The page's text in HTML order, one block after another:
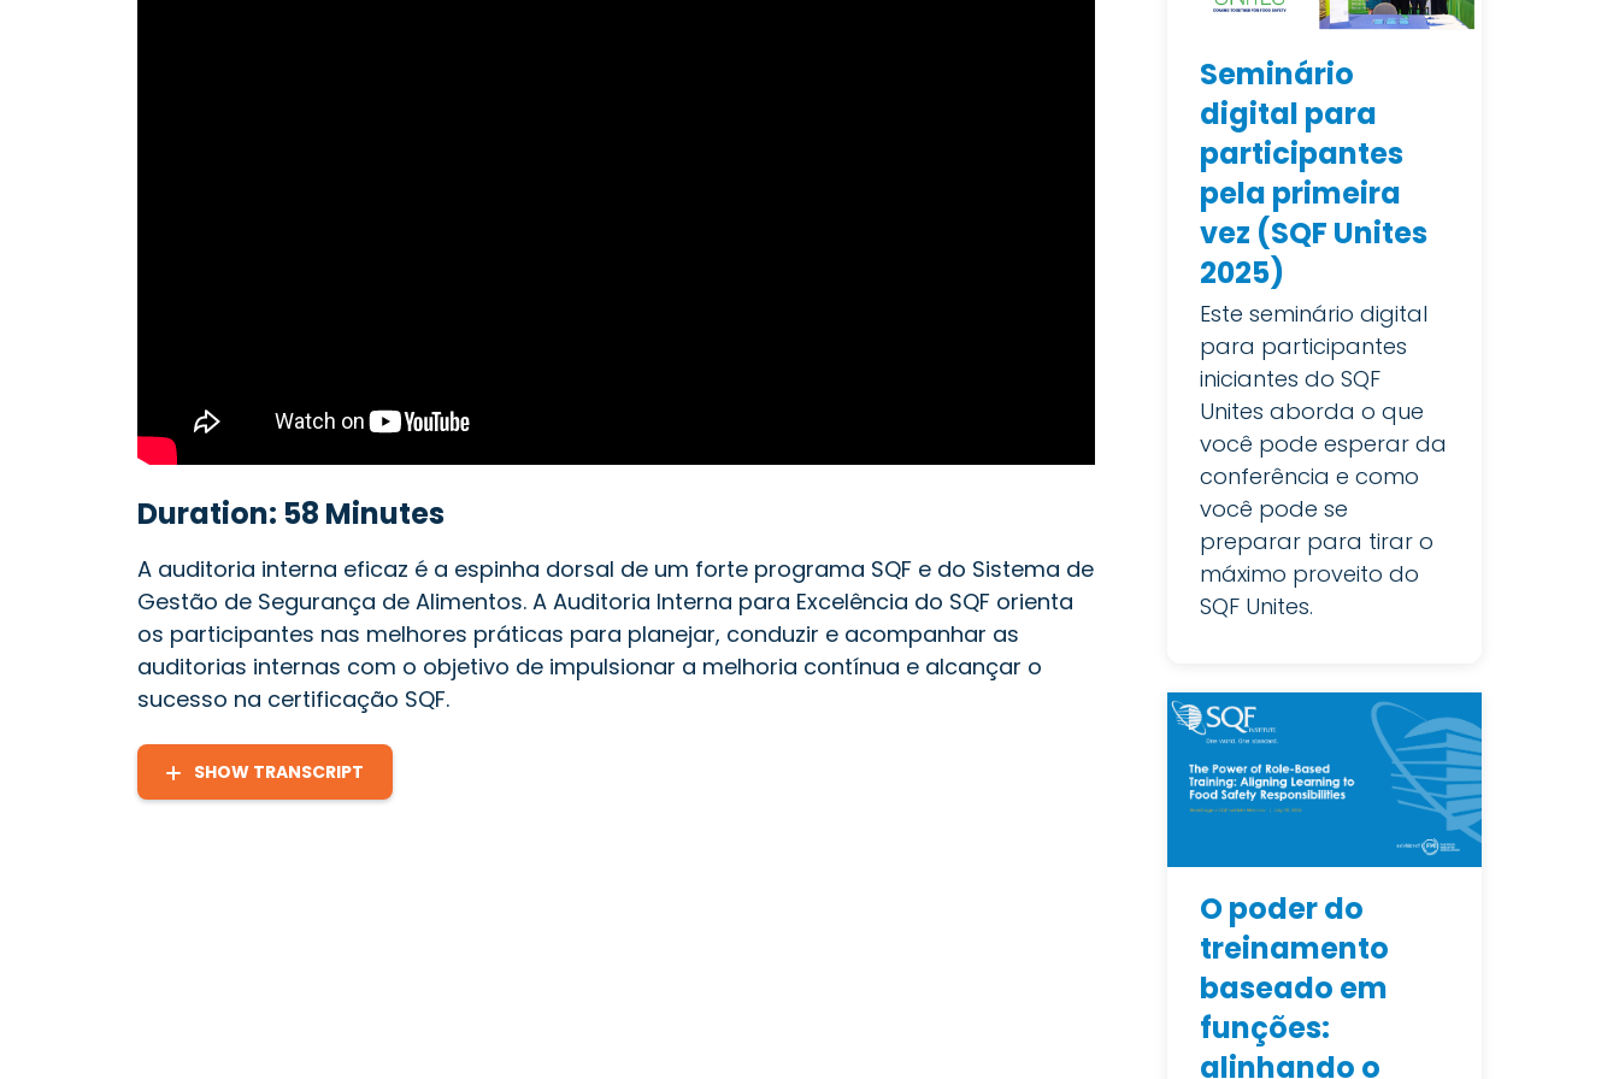
Duration: 58 Minutes
A auditoria interna eficaz é a espinha dorsal de um forte programa SQF e do Sistema de
Gestão de Segurança de Alimentos. A Auditoria Interna para Excelência do SQF orienta
os participantes nas melhores práticas para planejar, conduzir e acompanhar as
auditorias internas com o objetivo de impulsionar a melhoria contínua e alcançar o
sucesso na certificação SQF.
SHOW TRANSCRIPT
Seminário
digital para
participantes
pela primeira
vez (SQF Unites
2025)
Este seminário digital
para participantes
iniciantes do SQF
Unites aborda o que
você pode esperar da
conferência e como
você pode se
preparar para tirar o
máximo proveito do
SQF Unites.
O poder do
treinamento
baseado em
funções:
alinhando o